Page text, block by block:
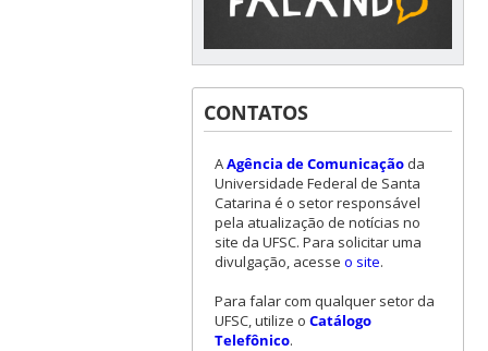
CONTATOS
AAgência de Comunicaçãoda
Universidade Federal de Santa
Catarina é o setor responsável
pela atualização de notícias no
site da UFSC. Para solicitar uma
divulgação, acesse o site.
Para falar com qualquer setor da
UFSC, utilize o Catálogo
Telefônico.